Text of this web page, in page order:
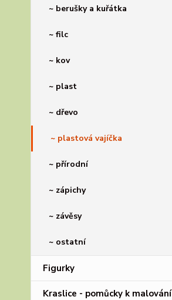
~ berušky a kuřátka
~ filc
~ kov
~ plast
~ dřevo
~ plastová vajíčka
~ přírodní
~ zápichy
~ závěsy
~ ostatní
Figurky
Kraslice - pomůcky k malování